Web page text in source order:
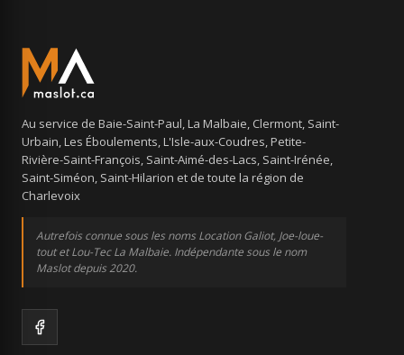
Au service de Baie-Saint-Paul, La Malbaie, Clermont, Saint-
Urbain, Les Éboulements, L'Isle-aux-Coudres, Petite-
Rivière-Saint-François, Saint-Aimé-des-Lacs, Saint-Irénée,
Saint-Siméon, Saint-Hilarion et de toute la région de
Charlevoix
Autrefois connue sous les noms Location Galiot, Joe-loue-
tout et Lou-Tec La Malbaie. Indépendante sous le nom
Maslot depuis 2020.